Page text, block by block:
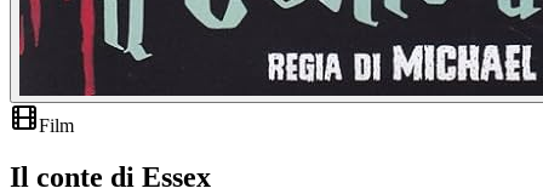
Film
Il conte di Essex